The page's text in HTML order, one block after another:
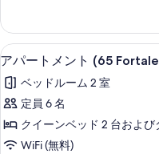
て
の
写
真
を
表
示
4
San
Justo)
詳
細
ア
パ
ー
ト
メ
13
アパートメント (65
ベッドルーム 2 室
定員 6 名
クイーンベッド 2 台および
WiFi (無料)